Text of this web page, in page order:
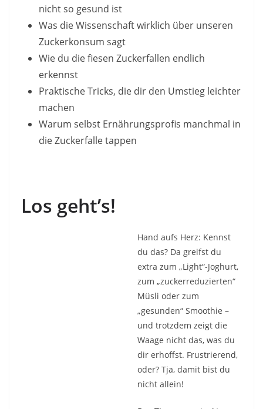
nicht so gesund ist
Was die Wissenschaft wirklich über unseren
Zuckerkonsum sagt
Wie du die fiesen Zuckerfallen endlich
erkennst
Praktische Tricks, die dir den Umstieg leichter
machen
Warum selbst Ernährungsprofis manchmal in
die Zuckerfalle tappen
Los geht’s!
Hand aufs Herz: Kennst
du das? Da greifst du
extra zum „Light“-Joghurt,
zum „zuckerreduzierten“
Müsli oder zum
„gesunden“ Smoothie –
und trotzdem zeigt die
Waage nicht das, was du
dir erhoffst. Frustrierend,
oder? Tja, damit bist du
nicht allein!